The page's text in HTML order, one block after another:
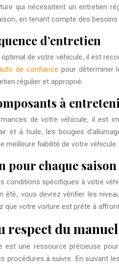
qui nécessitent un entretien
en tenant compte des
d’entretien
de votre véhicule, il est
de confiance pour déterminer
régulier et approprié.
à
de votre véhicule, il est
et à huile, les bougies
meilleure fiabilité de votre véhicule.
pour chaque saison
conditions spécifiques à votre
été, vous devrez vérifier les
que votre voiture est prête à
respect du
est une ressource précieuse
procédures à suivre. En suivant